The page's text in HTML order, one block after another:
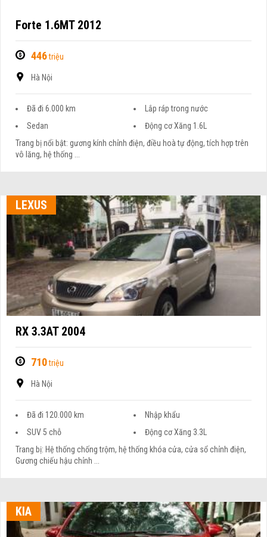
Forte 1.6MT 2012
446triệu
Hà Nội
Đã đi 6.000 km
Lắp ráp trong nước
Sedan
Động cơ Xăng 1.6L
Trang bị nổi bật: gương kính chỉnh điện, điều hoà tự động, tích hợp trên
vô lăng, hệ thống ...
LEXUS
RX 3.3AT 2004
710triệu
Hà Nội
Đã đi 120.000 km
Nhập khẩu
SUV 5 chỗ
Động cơ Xăng 3.3L
Trang bị: Hệ thống chống trộm, hệ thống khóa cửa, cửa sổ chỉnh điện,
Gương chiếu hậu chỉnh ...
KIA